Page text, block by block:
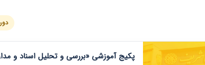
پکیج آموزشی «بررسی و تحلیل اسناد و